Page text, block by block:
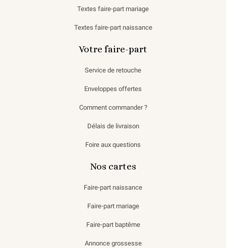
Textes faire-part mariage
Textes faire-part naissance
Votre faire-part
Service de retouche
Enveloppes offertes
Comment commander ?
Délais de livraison
Foire aux questions
Nos cartes
Faire-part naissance
Faire-part mariage
Faire-part baptême
Annonce grossesse